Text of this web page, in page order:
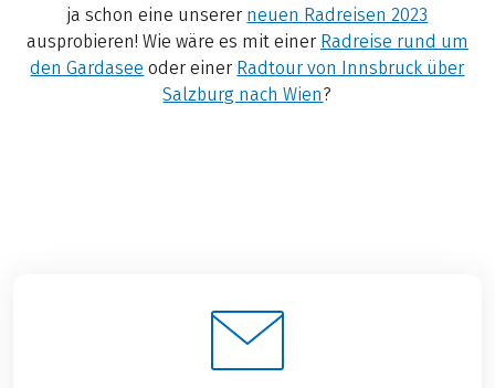
ja schon eine unserer neuen Radreisen 2023
ausprobieren! Wie wäre es mit einer Radreise rund um
den Gardasee oder einer Radtour von Innsbruck über
Salzburg nach Wien?